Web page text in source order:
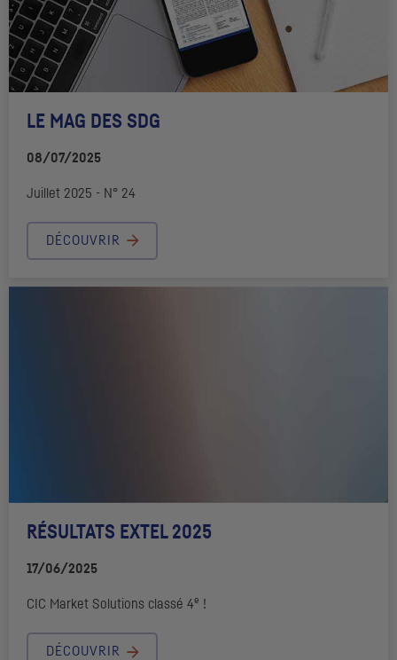
LE MAG DES SDG
08/07/2025
Juillet 2025 - N° 24
DÉCOUVRIR
RÉSULTATS EXTEL 2025
17/06/2025
CIC Market Solutions classé 4e !
DÉCOUVRIR